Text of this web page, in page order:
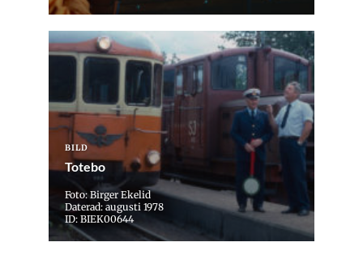
BILD
Totebo
Foto: Birger Ekelid
Daterad: augusti 1978
ID: BIEK00644